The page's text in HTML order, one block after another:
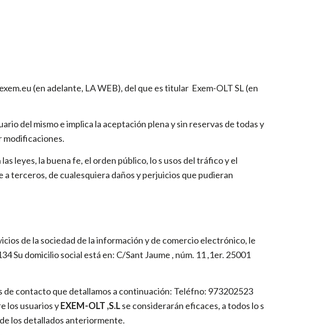
(en adelante, LA WEB), del que es titular Exem-OLT SL (en
del mismo e implica la aceptación plena y sin reservas de todas y
modificaciones.
leyes, la buena fe, el orden público, lo s usos del tráfico y el
a terceros, de cualesquiera daños y perjuicios que pudieran
de la sociedad de la información y de comercio electrónico, le
Su domicilio social está en: C/Sant Jaume , núm. 11 ,1er. 25001
de contacto que detallamos a continuación: Teléfno: 973202523
los usuarios yEXEM-OLT ,S.Lse considerarán eficaces, a todos lo s
los detallados anteriormente.